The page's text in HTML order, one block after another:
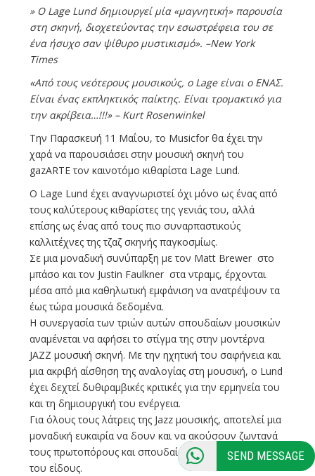
» Ο Lage Lund δημιουργεί μία «μαγνητική» παρουσία
στη σκηνή, διοχετεύοντας την εσωστρέφεια του σε
ένα ήσυχο σαν ψίθυρο μυστικισμό». –New York
Times
«Από τους νεότερους μουσικούς, ο Lage είναι ο ΕΝΑΣ.
Είναι ένας εκπληκτικός παίκτης. Είναι τρομακτικό για
την ακρίβεια…!!!» – Kurt Rosenwinkel
Την Παρασκευή 11 Μαΐου, το Μusicfor θα έχει την
χαρά να παρουσιάσει στην μουσική σκηνή του
gazARTE τον καινοτόμο κιθαρίστα Lage Lund.
Ο Lage Lund έχει αναγνωριστεί όχι μόνο ως ένας από
τους καλύτερους κιθαρίστες της γενιάς του, αλλά
επίσης ως ένας από τους πιο συναρπαστικούς
καλλιτέχνες της τζαζ σκηνής παγκοσμίως.
Σε μια μοναδική συνύπαρξη με τον Matt Brewer στο
μπάσο και τον Justin Faulkner στα ντραμς, έρχονται
μέσα από μια καθηλωτική εμφάνιση να ανατρέψουν τα
έως τώρα μουσικά δεδομένα.
Η συνεργασία των τριών αυτών σπουδαίων μουσικών
αναμένεται να αφήσει το στίγμα της στην μοντέρνα
JAZZ μουσική σκηνή. Με την ηχητική του σαφήνεια και
μια ακριβή αίσθηση της αναλογίας στη μουσική, ο Lund
έχει δεχτεί δυθιραμβικές κριτικές για την ερμηνεία του
και τη δημιουργική του ενέργεια.
Για όλους τους λάτρεις της Jazz μουσικής, αποτελεί μια
μοναδική ευκαιρία να δουν και να ακούσουν ζωντανά
τους πρωτοπόρους και σπουδαίους αυτούς μουσικούς
του είδους.
SEND MESSAGE